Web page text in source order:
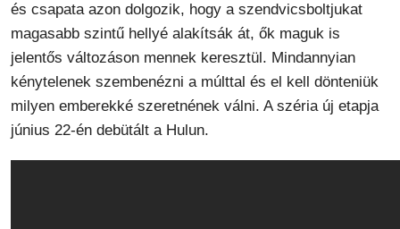
és csapata azon dolgozik, hogy a szendvicsboltjukat
magasabb szintű hellyé alakítsák át, ők maguk is
jelentős változáson mennek keresztül. Mindannyian
kénytelenek szembenézni a múlttal és el kell dönteniük
milyen emberekké szeretnének válni. A széria új etapja
június 22-én debütált a Hulun.